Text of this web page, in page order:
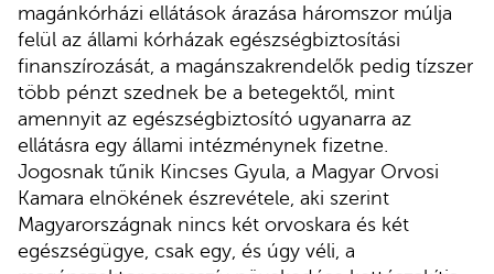
magánkórházi ellátások árazása háromszor múlja
felül az állami kórházak egészségbiztosítási
finanszírozását, a magánszakrendelők pedig tízszer
több pénzt szednek be a betegektől, mint
amennyit az egészségbiztosító ugyanarra az
ellátásra egy állami intézménynek fizetne.
Jogosnak tűnik Kincses Gyula, a Magyar Orvosi
Kamara elnökének észrevétele, aki szerint
Magyarországnak nincs két orvoskara és két
egészségügye, csak egy, és úgy véli, a